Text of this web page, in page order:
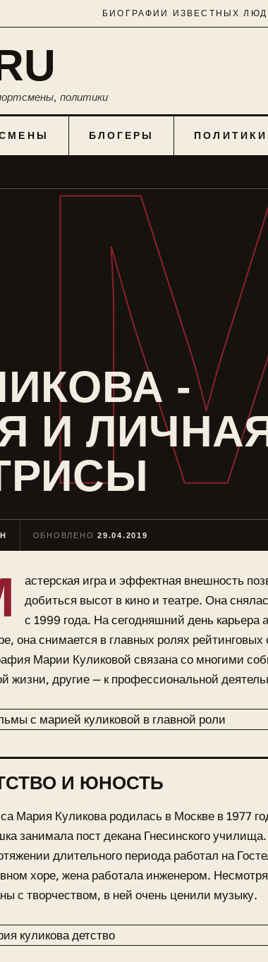
БИОГРАФИИ ИЗВЕСТНЫХ
политики
БЛОГЕРЫ ПОЛИТИКИ
-
И
ОБНОВЛЕНО29.04.2019
астерская игра и эффектная внешность
добиться высот в кино и театре. Она
с 1999 года. На сегодняшний день карьера
она снимается в главных ролях
Марии Куликовой связана со многими
жизни, другие — к профессиональной
И ЮНОСТЬ
Мария Куликова родилась в Москве в 1977
занимала пост декана Гнесинского
длительного периода работал на
хоре, жена работала инженером.
с творчеством, в ней очень ценили музыку.